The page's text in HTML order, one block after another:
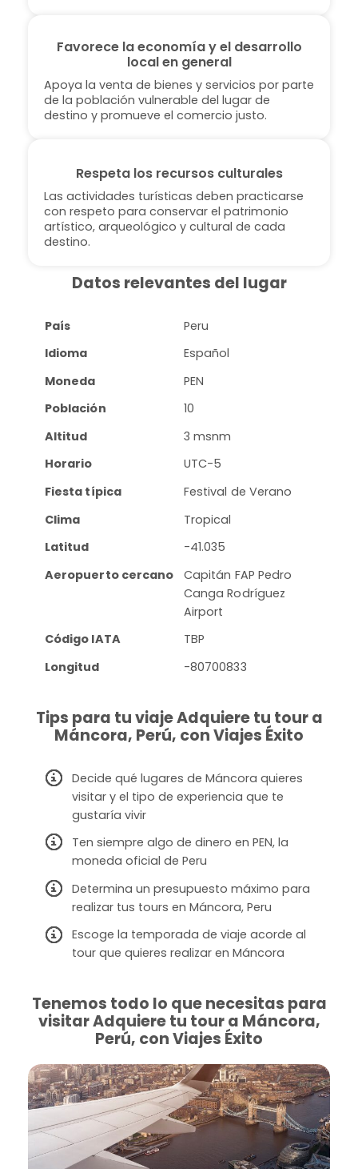
Favorece la economía y el desarrollo
local en general
Apoya la venta de bienes y servicios por parte
de la población vulnerable del lugar de
destino y promueve el comercio justo.
Respeta los recursos culturales
Las actividades turísticas deben practicarse
con respeto para conservar el patrimonio
artístico, arqueológico y cultural de cada
destino.
Datos relevantes del lugar
País
Peru
Idioma
Español
Moneda
PEN
Población
10
Altitud
3 msnm
Horario
UTC-5
Fiesta típica
Festival de Verano
Clima
Tropical
Latitud
-41.035
Aeropuerto cercano
Capitán FAP Pedro
Canga Rodríguez
Airport
Código IATA
TBP
Longitud
-80700833
Tips para tu viaje Adquiere tu tour a
Máncora, Perú, con Viajes Éxito
Decide qué lugares de Máncora quieres
visitar y el tipo de experiencia que te
gustaría vivir
Ten siempre algo de dinero en PEN, la
moneda oficial de Peru
Determina un presupuesto máximo para
realizar tus tours en Máncora, Peru
Escoge la temporada de viaje acorde al
tour que quieres realizar en Máncora
Tenemos todo lo que necesitas para
visitar Adquiere tu tour a Máncora,
Perú, con Viajes Éxito